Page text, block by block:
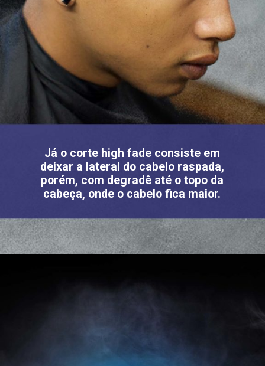
Já o corte high fade consiste em
deixar a lateral do cabelo raspada,
porém, com degradê até o topo da
cabeça, onde o cabelo fica maior.